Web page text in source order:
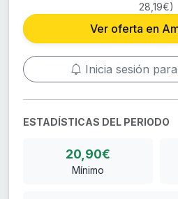
28,19€)
Ver oferta en
Inicia sesión
ESTADÍSTICAS DEL PERIODO
20,90€
Mínimo